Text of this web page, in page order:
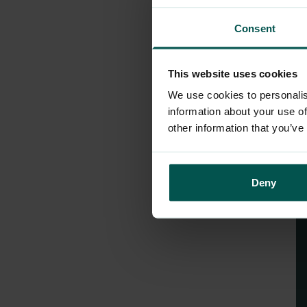
Consent
This website uses cookies
We use cookies to
information about your use
other information that
Deny